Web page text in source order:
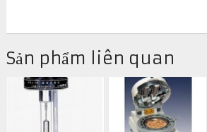
Sản phẩm liên quan